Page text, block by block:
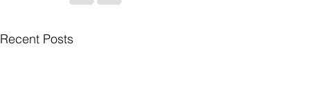
Recent Posts